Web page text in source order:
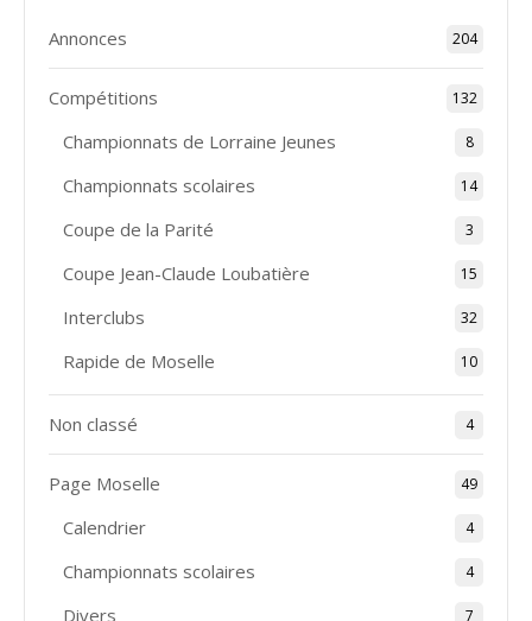
Annonces 204
Compétitions 132
Championnats de Lorraine Jeunes 8
Championnats scolaires 14
Coupe de la Parité 3
Coupe Jean-Claude Loubatière 15
Interclubs 32
Rapide de Moselle 10
Non classé 4
Page Moselle 49
Calendrier 4
Championnats scolaires 4
Divers 7